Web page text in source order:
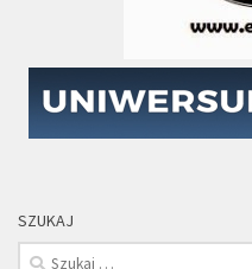
SZUKAJ
Szukaj: